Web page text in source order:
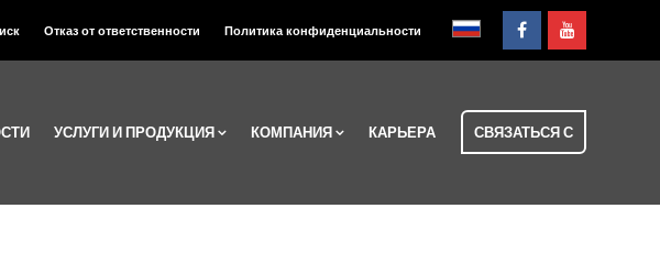
Отказ от ответственности Политика конфиденциальности
УСЛУГИ И ПРОДУКЦИЯ КОМПАНИЯ КАРЬЕРА СВЯЗАТЬСЯ С